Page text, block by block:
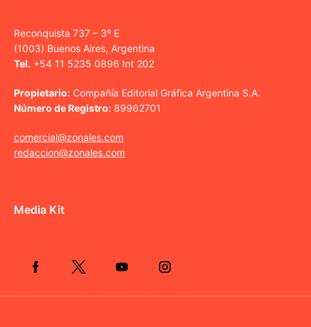
Reconquista 737 – 3º E
(1003) Buenos Aires, Argentina
Tel. +54 11 5235 0896 Int 202
Propietario: Compañía Editorial Gráfica Argentina S.A.
Número de Registro: 89962701
comercial@zonales.com
redaccion@zonales.com
Media Kit